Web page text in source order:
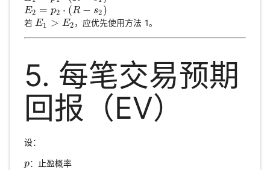
E2 = p2 ⋅ (R − s2 )
E2= p2 ⋅(R − s2)
若 E1 > E2
E1> E2 ，应优先使用方法 1。
5. 每笔交易预期
回报（EV）
设：
p
p：止盈概率